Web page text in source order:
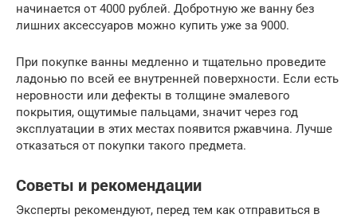
начинается от 4000 рублей. Добротную же ванну без
лишних аксессуаров можно купить уже за 9000.
При покупке ванны медленно и тщательно проведите
ладонью по всей ее внутренней поверхности. Если есть
неровности или дефекты в толщине эмалевого
покрытия, ощутимые пальцами, значит через год
эксплуатации в этих местах появится ржавчина. Лучше
отказаться от покупки такого предмета.
Советы и рекомендации
Эксперты рекомендуют, перед тем как отправиться в